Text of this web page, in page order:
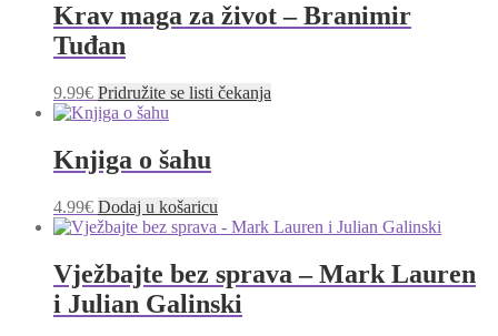
Krav maga za život – Branimir
Tuđan
9.99€ Pridružite se listi čekanja
Knjiga o šahu
4.99€ Dodaj u košaricu
Vježbajte bez sprava – Mark Lauren
i Julian Galinski